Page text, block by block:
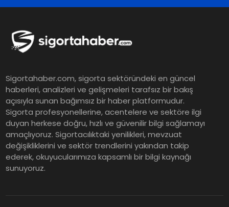
Finansal Sonuçlarını Açıkladı
Murat Bilim, ANA Sigorta Satış
Grup Müdürü Olarak Atandı
Tasarruf tercihi bölünüyor:
Mevduat kısa vadeyi, koruma
ürünleri uzun vadeyi tutuyor
Sigortahaber.com, sigorta sektöründeki en güncel
haberleri, analizleri ve gelişmeleri tarafsız bir bakış
açısıyla sunan bağımsız bir haber platformudur.
Sigorta profesyonellerine, acentelere ve sektöre ilgi
duyan herkese doğru, hızlı ve güvenilir bilgi sağlamayı
amaçlıyoruz. Sigortacılıktaki yenilikleri, mevzuat
değişikliklerini ve sektör trendlerini yakından takip
ederek, okuyucularımıza kapsamlı bir bilgi kaynağı
sunuyoruz.